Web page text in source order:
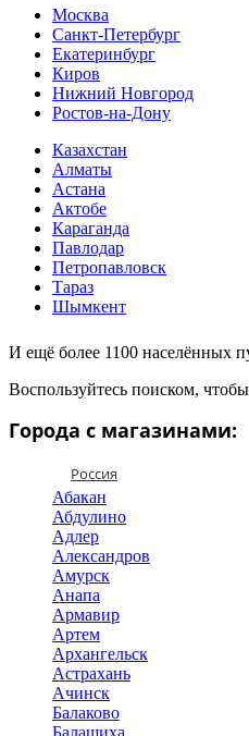
Москва
Санкт-Петербург
Екатеринбург
Киров
Нижний Новгород
Ростов-на-Дону
Казахстан
Алматы
Астана
Актобе
Караганда
Павлодар
Петропавловск
Тараз
Шымкент
И ещё более 1100 населённых
Воспользуйтесь поиском,
Города с магазинами:
Россия
Абакан
Абдулино
Адлер
Александров
Амурск
Анапа
Армавир
Артем
Архангельск
Астрахань
Ачинск
Балаково
Балашиха